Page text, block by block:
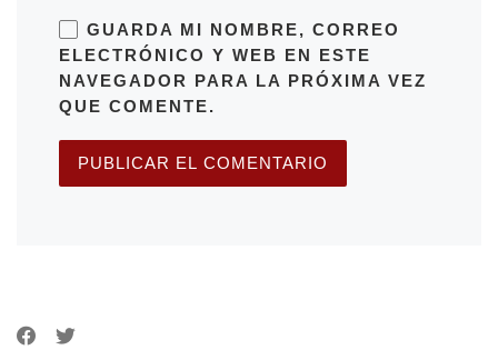
GUARDA MI NOMBRE, CORREO
ELECTRÓNICO Y WEB EN ESTE
NAVEGADOR PARA LA PRÓXIMA VEZ
QUE COMENTE.